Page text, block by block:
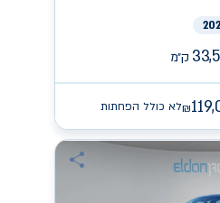
ק״מ
₪לא כולל הפחתות